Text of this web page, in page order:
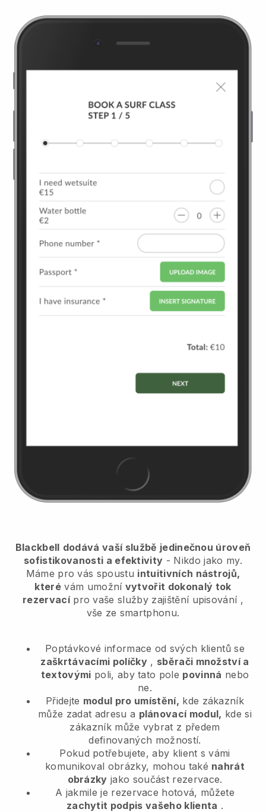
Blackbell dodává vaší službě jedinečnou úroveň
sofistikovanosti a efektivity - Nikdo jako my.
Máme pro vás spoustu intuitivních nástrojů,
které vám umožní vytvořit dokonalý tok
rezervací pro vaše služby zajištění upisování,
vše ze smartphonu.
Poptávkové informace od svých klientů se
zaškrtávacími políčky , sběrači množství a
textovými poli, aby tato pole povinná nebo
ne.
Přidejte modul pro umístění, kde zákazník
může zadat adresu a plánovací modul, kde si
zákazník může vybrat z předem
definovaných možností.
Pokud potřebujete, aby klient s vámi
komunikoval obrázky, mohou také nahrát
obrázky jako součást rezervace.
A jakmile je rezervace hotová, můžete
zachytit podpis vašeho klienta .